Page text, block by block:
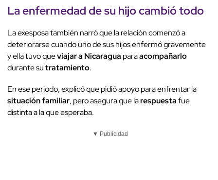
Laenfermedadde su hijocambió todo
La exesposa también narró que la relación comenzó a
deteriorarse cuando uno de sus hijos enfermó gravemente
y ella tuvo queviajar a Nicaragua paraacompañarlo
durante sutratamiento.
En ese periodo, explicó que pidió apoyo para enfrentar la
situación familiar, pero asegura que larespuestafue
distinta a la que esperaba.
▼ Publicidad